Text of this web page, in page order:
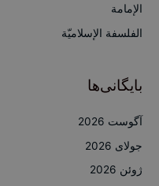
الإمامة
الفلسفة الإسلاميّة
بایگانی‌ها
آگوست 2026
جولای 2026
ژوئن 2026